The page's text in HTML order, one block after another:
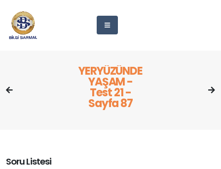
YERYÜZÜNDE
YAŞAM -
Test 21 -
Sayfa 87
Soru Listesi